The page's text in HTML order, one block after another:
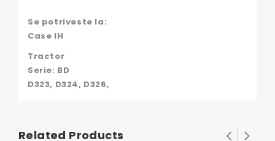
Se potriveste la:
Case IH
Tractor
Serie: BD
D323, D324, D326,
Related Products